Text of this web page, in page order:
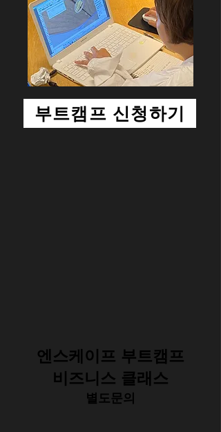
부트캠프 신청하기
엔스케이프 부트캠프
​비즈니스 클래스
별도문의